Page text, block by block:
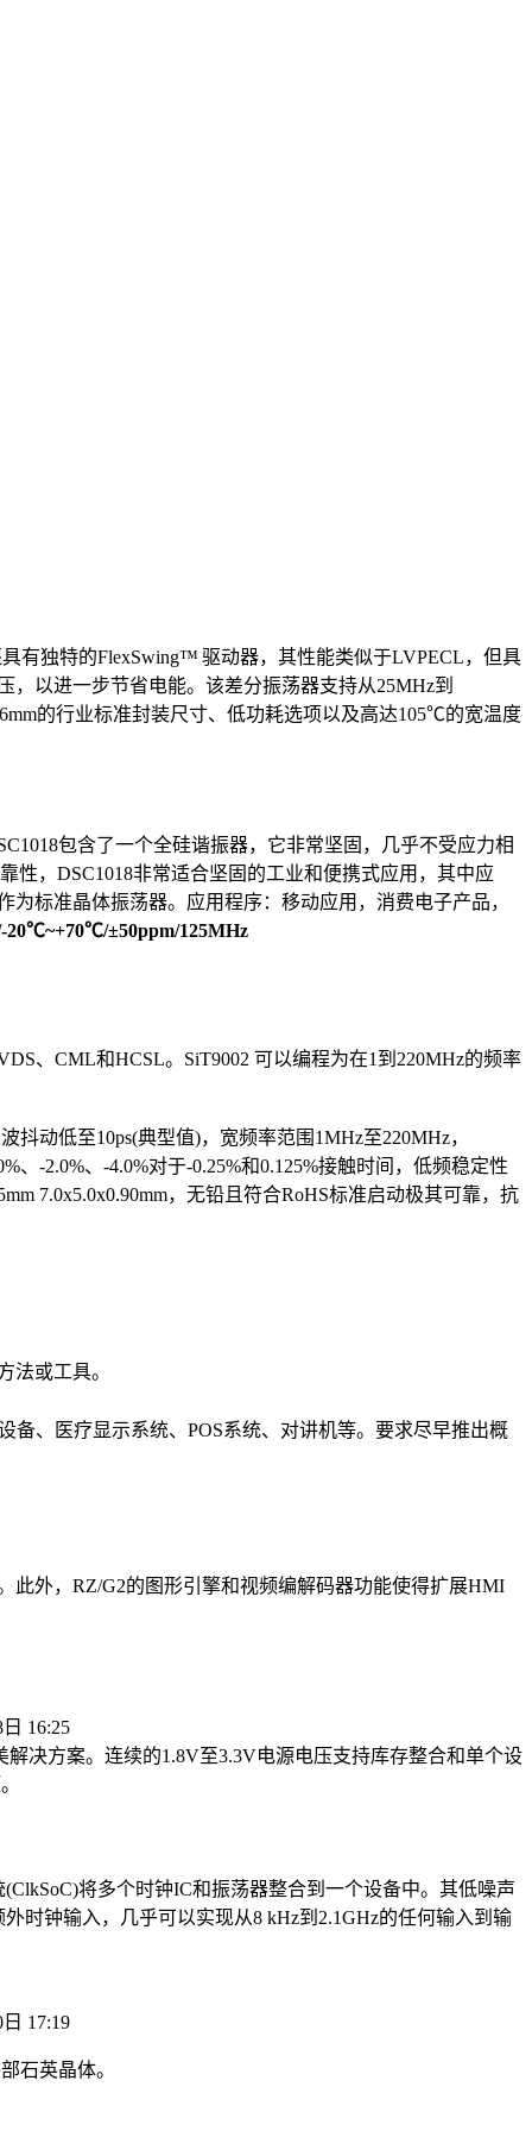
有独特的FlexSwing™ 驱动器，其性能类似于LVPECL，但具
，以进一步节省电能。 该差分振荡器支持从25MHz到
的行业标准封装尺寸、低功耗选项以及高达105℃的宽温度
包含了一个全硅谐振器，它非常坚固，几乎不受应力相
性， DSC1018非常适合坚固的工业和便携式应用，其中应
为标准晶体振荡器。 应用程序：移动应用，消费电子产品，
20℃~+70℃/±50ppm/125MHz
、CML和HCSL。SiT9002 可以编程为在1到220MHz的频率
动低至10ps(典型值)，宽频率范围1MHz至220MHz，
、-2.0%、-4.0%对于-0.25%和0.125%接触时间，低频稳定性
7.0x5.0x0.90mm，无铅且符合RoHS标准启动极其可靠，抗
法或工具。
、医疗显示系统、POS系统、对讲机等。要求尽早推出概
此外，RZ/G2的图形引擎和视频编解码器功能使得扩展HMI
16:25
决方案。连续的1.8V至3.3V电源电压支持库存整合和单个设
将多个时钟IC和振荡器整合到一个设备中。其低噪声
时钟输入，几乎可以实现从8 kHz到2.1GHz的任何输入到输
17:19
石英晶体。